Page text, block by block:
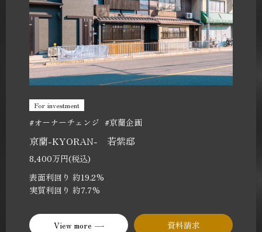
For investment
#オーナーチェンジ #京蘭企画
京蘭-KYORAN- 若紫邸
8,400万円(税込)
表面利回り 約19.2%
実質利回り 約7.7%
View more 資料請求